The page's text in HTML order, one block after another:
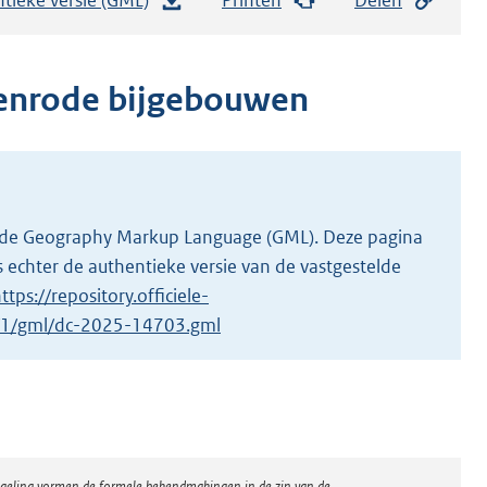
t
a
n
g
r
o
o
bijgebouwen
Markup Language (GML). Deze pagina
de authentieke versie van de vastgestelde
repository.officiele-
gml/dc-2025-14703.gml